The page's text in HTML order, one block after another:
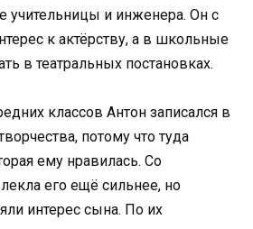
учительницы и инженера. Он с
к актёрству, а в школьные
в театральных постановках.
классов Антон записался в
потому что туда
ему нравилась. Со
его ещё сильнее, но
интерес сына. По их